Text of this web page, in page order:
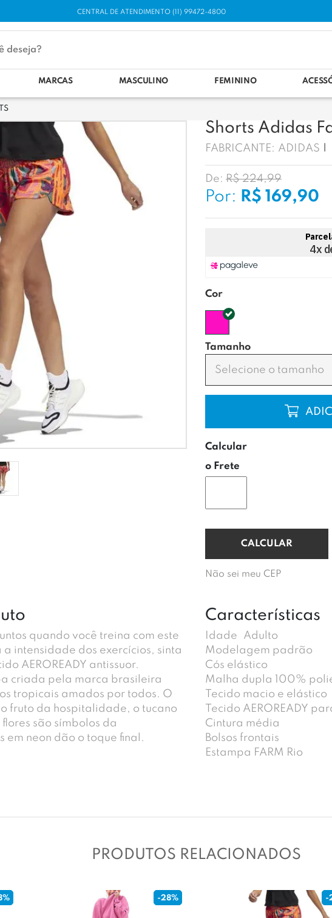
CENTRAL DE ATENDIMENTO (11) 99472-4800
MARCAS MASCULINO FEMININO
Shorts Adidas
FABRICANTE: ADIDAS
De: R$ 224,99
Por: R$ 169,90
Cor
Tamanho
Selecione o tamanho
Calcular
o Frete
Não sei meu CEP
Características
Idade
Adulto
Modelagem padrão
Cós elástico
Malha dupla 100%
Tecido macio e elástico
Tecido AEROREADY
Cintura média
Bolsos frontais
Estampa FARM Rio
quando você treina com este
intensidade dos exercícios, sinta
AEROREADY antissuor.
criada pela marca brasileira
tropicais amados por todos. O
fruto da hospitalidade, o tucano
são símbolos da
em neon dão o toque final.
PRODUTOS RELACIONADOS
-28% -